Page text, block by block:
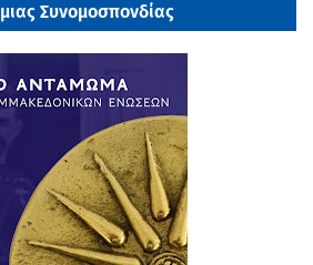
Συνομοσπονδίας